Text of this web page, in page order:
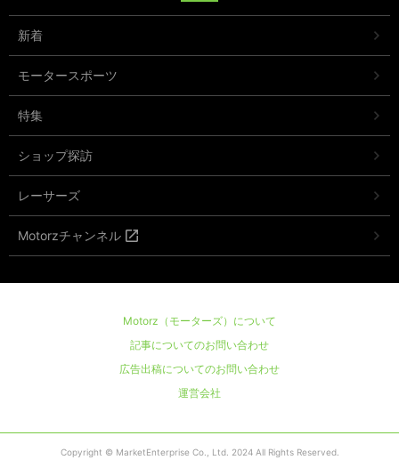
新着
モータースポーツ
特集
ショップ探訪
レーサーズ
Motorzチャンネル
Motorz（モーターズ）について
記事についてのお問い合わせ
広告出稿についてのお問い合わせ
運営会社
Copyright © MarketEnterprise Co., Ltd. 2024 All Rights Reserved.